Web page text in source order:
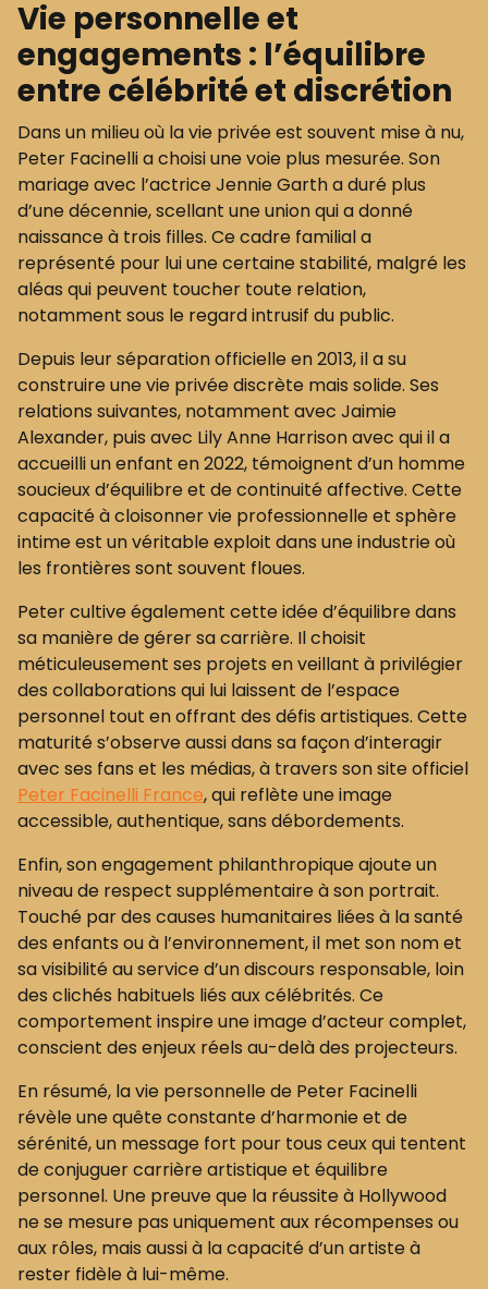
Vie personnelle et
engagements : l’équilibre
entre célébrité et discrétion
Dans un milieu où la vie privée est souvent mise à nu,
Peter Facinelli a choisi une voie plus mesurée. Son
mariage avec l’actrice Jennie Garth a duré plus
d’une décennie, scellant une union qui a donné
naissance à trois filles. Ce cadre familial a
représenté pour lui une certaine stabilité, malgré les
aléas qui peuvent toucher toute relation,
notamment sous le regard intrusif du public.
Depuis leur séparation officielle en 2013, il a su
construire une vie privée discrète mais solide. Ses
relations suivantes, notamment avec Jaimie
Alexander, puis avec Lily Anne Harrison avec qui il a
accueilli un enfant en 2022, témoignent d’un homme
soucieux d’équilibre et de continuité affective. Cette
capacité à cloisonner vie professionnelle et sphère
intime est un véritable exploit dans une industrie où
les frontières sont souvent floues.
Peter cultive également cette idée d’équilibre dans
sa manière de gérer sa carrière. Il choisit
méticuleusement ses projets en veillant à privilégier
des collaborations qui lui laissent de l’espace
personnel tout en offrant des défis artistiques. Cette
maturité s’observe aussi dans sa façon d’interagir
avec ses fans et les médias, à travers son site officiel
Peter Facinelli France, qui reflète une image
accessible, authentique, sans débordements.
Enfin, son engagement philanthropique ajoute un
niveau de respect supplémentaire à son portrait.
Touché par des causes humanitaires liées à la santé
des enfants ou à l’environnement, il met son nom et
sa visibilité au service d’un discours responsable, loin
des clichés habituels liés aux célébrités. Ce
comportement inspire une image d’acteur complet,
conscient des enjeux réels au-delà des projecteurs.
En résumé, la vie personnelle de Peter Facinelli
révèle une quête constante d’harmonie et de
sérénité, un message fort pour tous ceux qui tentent
de conjuguer carrière artistique et équilibre
personnel. Une preuve que la réussite à Hollywood
ne se mesure pas uniquement aux récompenses ou
aux rôles, mais aussi à la capacité d’un artiste à
rester fidèle à lui-même.